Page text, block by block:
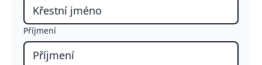
Příjmení